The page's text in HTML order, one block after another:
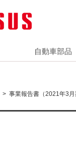
自動車部品
> 事業報告書（2021年3月